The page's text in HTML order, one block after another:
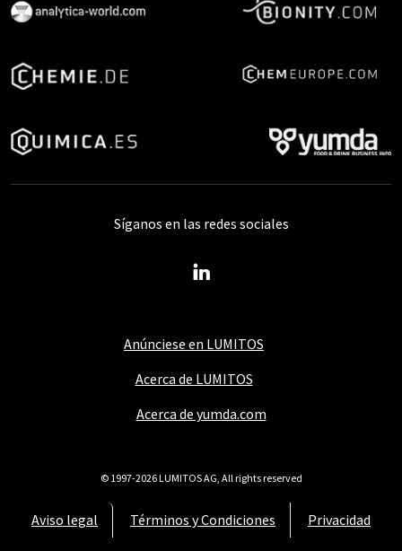
Anúnciese en LUMITOS
Acerca de LUMITOS
Acerca de yumda.com
Aviso legal Términos y Condiciones Privacidad
Síganos en las redes sociales
© 1997-2026 LUMITOS AG, All rights reserved